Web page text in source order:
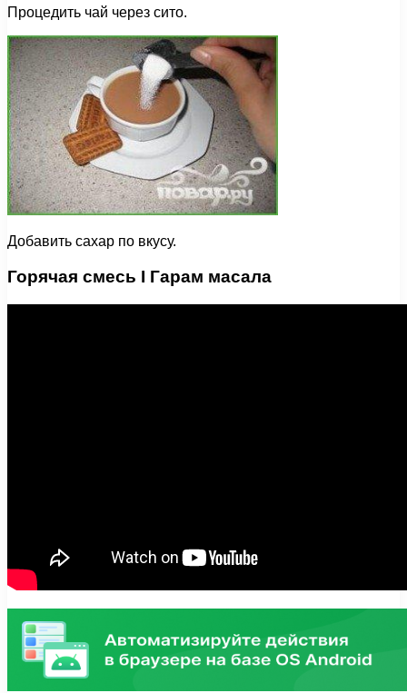
Процедить чай через сито.
Добавить сахар по вкусу.
Горячая смесь I Гарам масала